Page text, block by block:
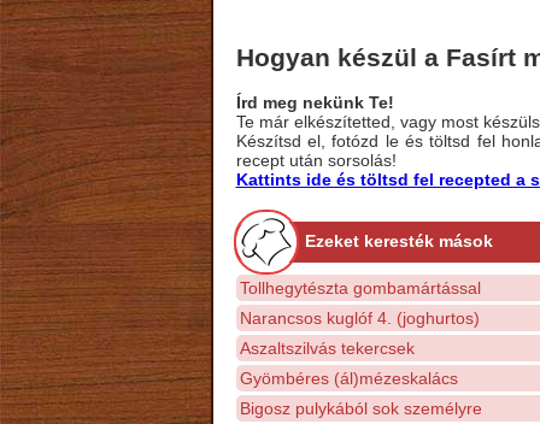
Hogyan készül a Fasírt
Írd meg nekünk Te!
Te már elkészítetted, vagy most
Készítsd el, fotózd le és töltsd fel
recept után sorsolás!
Kattints ide és töltsd fel recepted a
Ezeket keresték mások
Tollhegytészta gombamártással
Narancsos kuglóf 4. (joghurtos)
Aszaltszilvás tekercsek
Gyömbéres (ál)mézeskalács
Bigosz pulykából sok személyre